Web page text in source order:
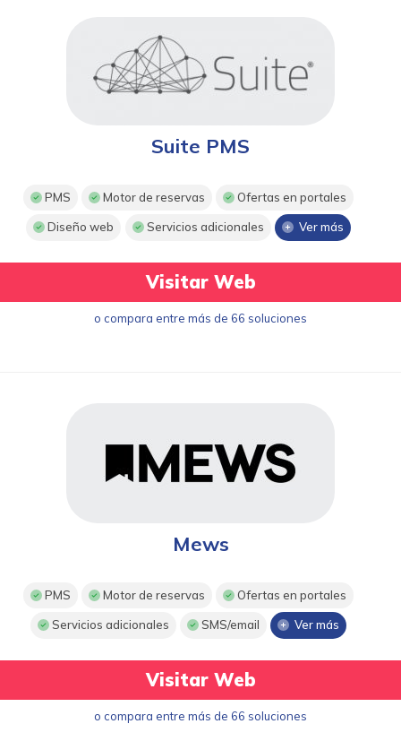
Suite PMS
PMS Motor de reservas Ofertas en portales
Diseño web Servicios adicionales Ver más
Visitar Web
o compara entre más de 66 soluciones
Mews
PMS Motor de reservas Ofertas en portales
Servicios adicionales SMS/email Ver más
Visitar Web
o compara entre más de 66 soluciones